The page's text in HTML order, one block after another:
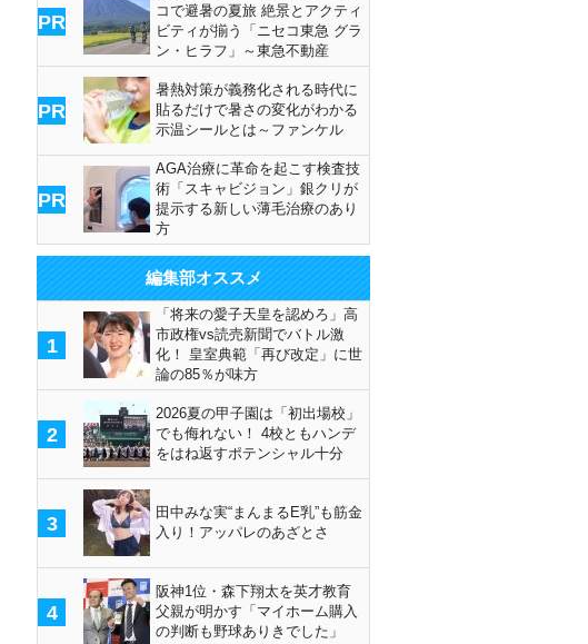
PR
コで避暑の夏旅 絶景とアクティ
ビティが揃う「ニセコ東急 グラ
ン・ヒラフ」～東急不動産
PR
暑熱対策が義務化される時代に
貼るだけで暑さの変化がわかる
示温シールとは～ファンケル
PR
AGA治療に革命を起こす検査技
術「スキャビジョン」銀クリが
提示する新しい薄毛治療のあり
方
編集部オススメ
1
「将来の愛子天皇を認めろ」高
市政権vs読売新聞でバトル激
化！ 皇室典範「再び改定」に世
論の85％が味方
2
2026夏の甲子園は「初出場校」
でも侮れない！ 4校ともハンデ
をはね返すポテンシャル十分
3
田中みな実“まんまるE乳”も筋金
入り！アッパレのあざとさ
4
阪神1位・森下翔太を英才教育
父親が明かす「マイホーム購入
の判断も野球ありきでした」